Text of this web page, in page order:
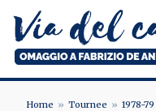
contenuto
principale
Via del campo
Home Tournee 1978-